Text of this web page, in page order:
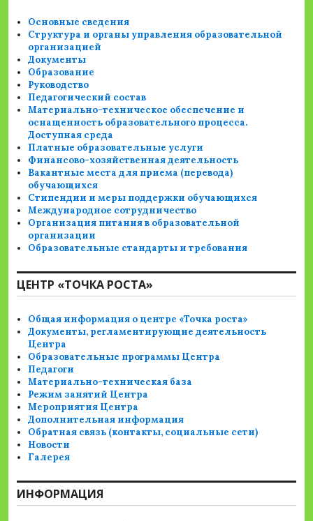
Основные сведения
Структура и органы управления образовательной
организацией
Документы
Образование
Руководство
Педагогический состав
Материально-техническое обеспечение и
оснащенность образовательного процесса.
Доступная среда
Платные образовательные услуги
Финансово-хозяйственная деятельность
Вакантные места для приема (перевода)
обучающихся
Стипендии и меры поддержки обучающихся
Международное сотрудничество
Организация питания в образовательной
организации
Образовательные стандарты и требования
ЦЕНТР «ТОЧКА РОСТА»
Общая информация о центре «Точка роста»
Документы, регламентирующие деятельность
Центра
Образовательные программы Центра
Педагоги
Материально-техническая база
Режим занятий Центра
Мероприятия Центра
Дополнительная информация
Обратная связь (контакты, социальные сети)
Новости
Галерея
ИНФОРМАЦИЯ